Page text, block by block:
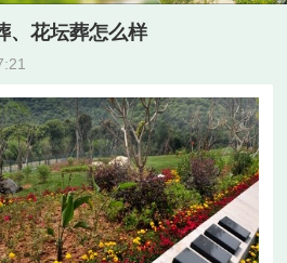
、花坛葬怎么样